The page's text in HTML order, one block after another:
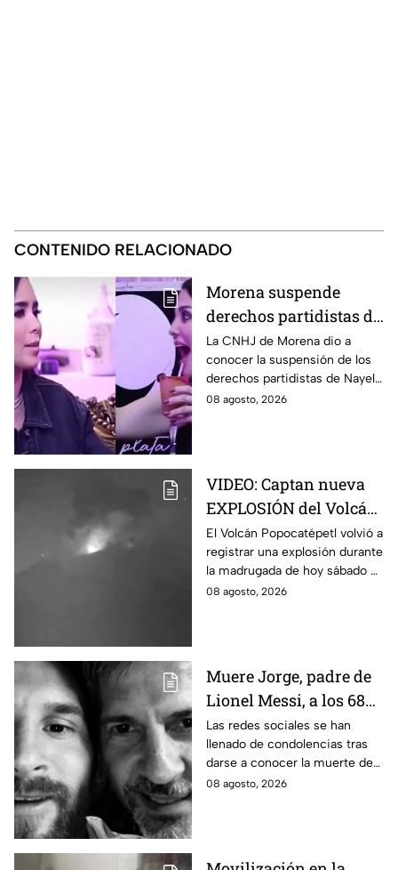
CONTENIDO RELACIONADO
Morena suspende
derechos partidistas de
Nayeli Salvatori y
Graciela Palomares
tras dichos contra
adultos mayores
La CNHJ de Morena dio a
conocer la suspensión de los
derechos partidistas de Nayeli
Salvatori y Graciela Palomares
08 agosto, 2026
VIDEO: Captan nueva
EXPLOSIÓN del Volcán
Popocatépetl hoy;
arrojó LAVA
El Volcán Popocatépetl volvió a
registrar una explosión durante
la madrugada de hoy sábado 8
de agosto de 2026; arrojó lava
08 agosto, 2026
Muere Jorge, padre de
Lionel Messi, a los 68
años; esto se sabe
Las redes sociales se han
llenado de condolencias tras
darse a conocer la muerte de
Jorge, padre de Lionel Messi, a
08 agosto, 2026